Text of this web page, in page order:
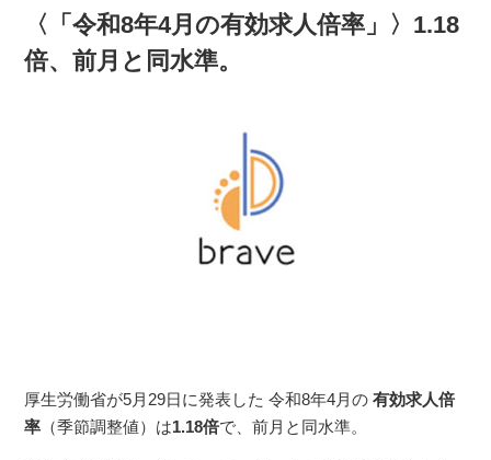
〈「令和8年4月の有効求人倍率」〉1.18
倍、前月と同水準。
厚生労働省が5月29日に発表した 令和8年4月の有効求人倍
率 （季節調整値）は1.18倍で、前月と同水準。